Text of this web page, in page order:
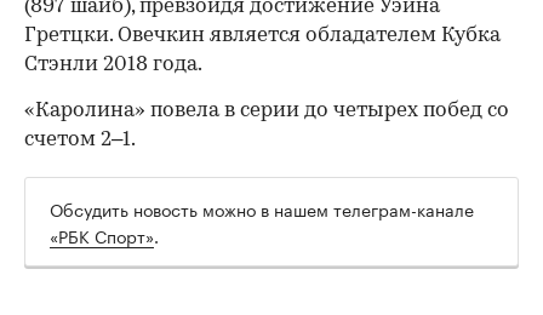
(897 шайб), превзойдя достижение Уэйна
Гретцки. Овечкин является обладателем Кубка
Стэнли 2018 года.
«Каролина» повела в серии до четырех побед со
счетом 2–1.
Обсудить новость можно в нашем телеграм-канале
«РБК Спорт».